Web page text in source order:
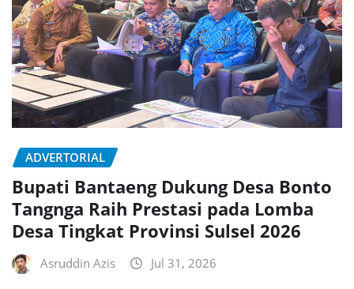
ADVERTORIAL
Bupati Bantaeng Dukung Desa Bonto
Tangnga Raih Prestasi pada Lomba
Desa Tingkat Provinsi Sulsel 2026
Asruddin Azis Jul 31, 2026